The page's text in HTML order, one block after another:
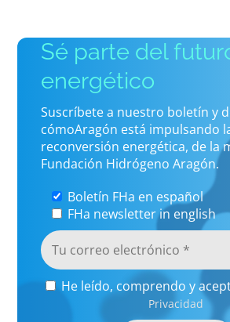
Sé parte del
energético
Suscríbete a nuestro boletín y
cómoAragón está impulsando
reconversión energética, de la
Fundación Hidrógeno Aragón.
Boletín FHa en español
FHa newsletter in english
He leído, comprendo y
Privacidad